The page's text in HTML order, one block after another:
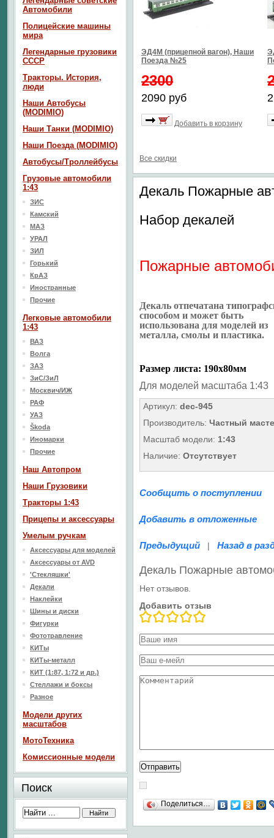
ЭД4М (прицепной вагон), Наши
Поезда №25
2300
2090 руб
Добавить в корзину
Все скидки
Декаль Пожарные
Набор декалей
Пожарные
Декаль отпечатана
способом и может быть
использована для моделей из
металла, смолы и пластика.
Размер листа: 190х80мм
Для моделей масштаба 1:43
Артикул: dec-945
Производитель: Частный
Масштаб модели: 1:43
Наличие: Отсутствует
Сообщить о поступлении
Добавить в отложенные
Предыдущий | Назад в
Декаль Пожарные
Нет отзывов.
Добавить отзыв
Поделиться…
Автомобили
Полицейские машины
мира
Легендарные грузовики
СССР
Тракторы. История,
люди
Наши Автобусы
(MODIMIO)
Наши Танки (MODIMIO)
Наши Поезда (MODIMIO)
Автобусы/Троллейбусы
Грузовые автомобили
1:43
ЗИС
Камский
МАЗ
УРАЛ
ЗИЛ
Горький
КрАЗ
Иностранные
Прочие
Легковые автомобили
1:43
ВАЗ
Волга
ЗАЗ
ЗиС/ЗиЛ
Москвич/ИЖ
РАФ
УАЗ
Škoda
Иномарки
Прочие
Наш Aвтопром
Наши Грузовики
Тракторы 1:43
Прицепы и аксессуары
Умелым ручкам
Аксессуары для моделей
Аксессуары от AVD
'Стекляшки'
Декали
Наклейки
Шины и диски
Фигурки
Фототравление
КИТы
КИТы-металл
КИТ (1:87, 1:72 и др.)
Стеллажи и боксы
Разное
Модели других
масштабов
МотоТехника
Комиссионные модели
Поиск